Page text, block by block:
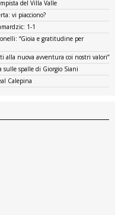
del Villa Valle
vi piacciono?
1-1
“Gioia e gratitudine per
alla nuova avventura coi nostri valori”
sulle spalle di Giorgio Siani
Calepina